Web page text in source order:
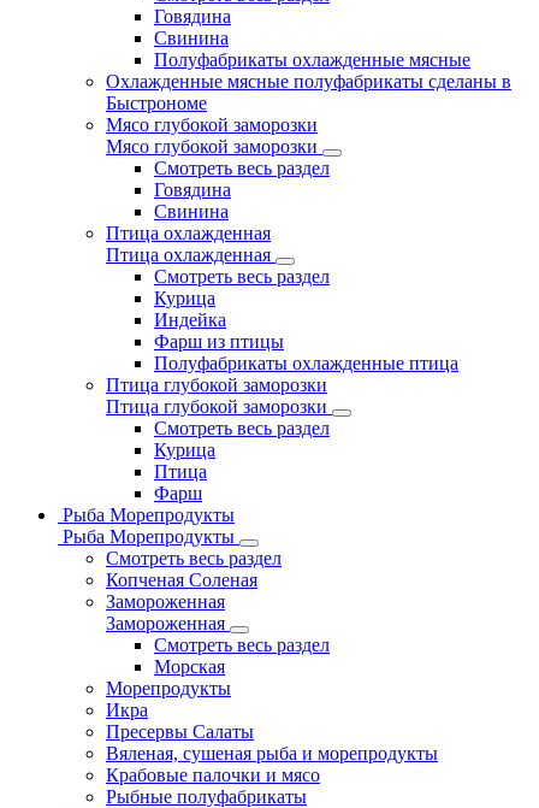
Говядина
Свинина
Полуфабрикаты охлажденные мясные
Охлажденные мясные полуфабрикаты сделаны в
Быстрономе
Мясо глубокой заморозки
Мясо глубокой заморозки
Смотреть весь раздел
Говядина
Свинина
Птица охлажденная
Птица охлажденная
Смотреть весь раздел
Курица
Индейка
Фарш из птицы
Полуфабрикаты охлажденные птица
Птица глубокой заморозки
Птица глубокой заморозки
Смотреть весь раздел
Курица
Птица
Фарш
Рыба Морепродукты
Рыба Морепродукты
Смотреть весь раздел
Копченая Соленая
Замороженная
Замороженная
Смотреть весь раздел
Морская
Морепродукты
Икра
Пресервы Салаты
Вяленая, сушеная рыба и морепродукты
Крабовые палочки и мясо
Рыбные полуфабрикаты